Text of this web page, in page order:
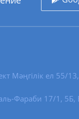
Мәңгілік ел 55/13
Фараби 17/1, 5Б,